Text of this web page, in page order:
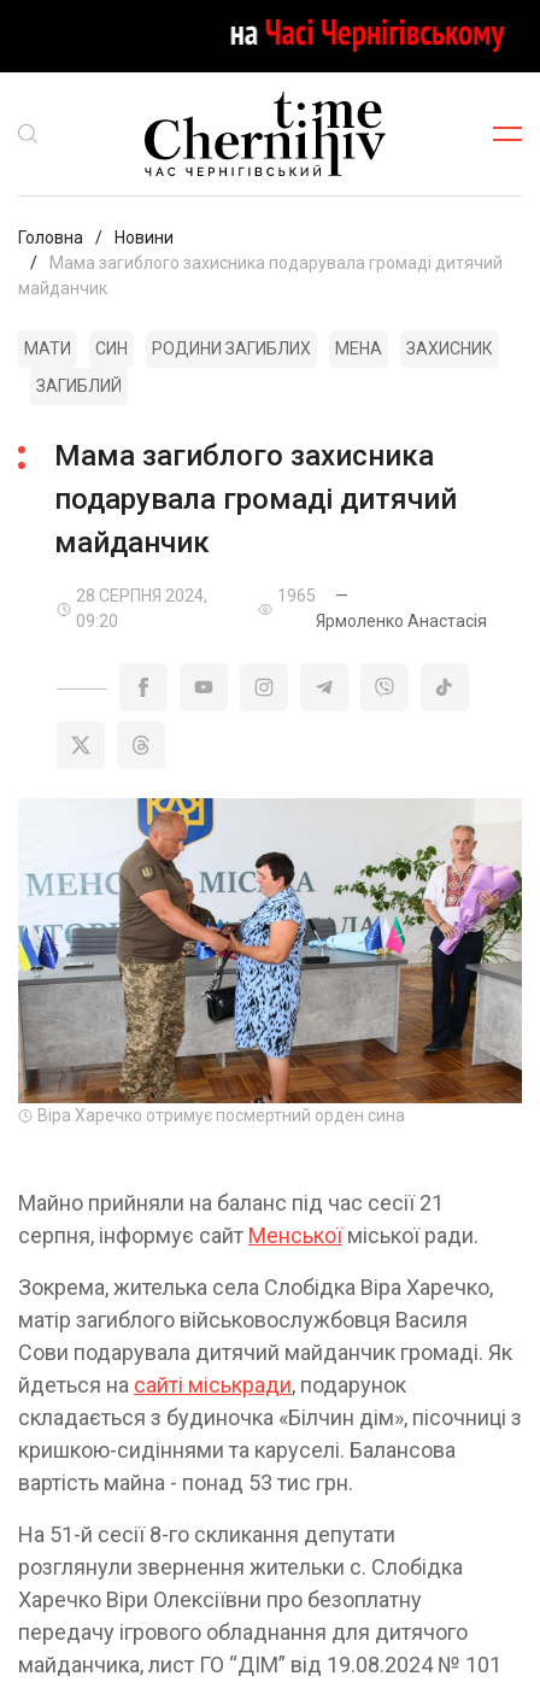
Головна
Новини
Мама загиблого захисника подарувала громаді дитячий
майданчик
МАТИ СИН РОДИНИ ЗАГИБЛИХ МЕНА
ЗАХИСНИК
ЗАГИБЛИЙ
Мама загиблого захисника
подарувала громаді дитячий
майданчик
28 СЕРПНЯ 2024,
09:20
1965
—
Ярмоленко Анастасія
Віра Харечко отримує посмертний орден сина
Майно прийняли на баланс під час сесії 21
серпня, інформує сайт Менськоїміської ради.
Зокрема, жителька села Слобідка Віра Харечко,
матір загиблого військовослужбовця Василя
Сови подарувала дитячий майданчик громаді. Як
йдеться на сайті міськради, подарунок
складається з будиночка «Білчин дім», пісочниці з
кришкою-сидіннями та каруселі. Балансова
вартість майна - понад 53 тис грн.
На 51-й сесії 8-го скликання депутати
розглянули звернення жительки с. Слобідка
Харечко Віри Олексіївни про безоплатну
передачу ігрового обладнання для дитячого
майданчика, лист ГО “ДІМ” від 19.08.2024 № 101